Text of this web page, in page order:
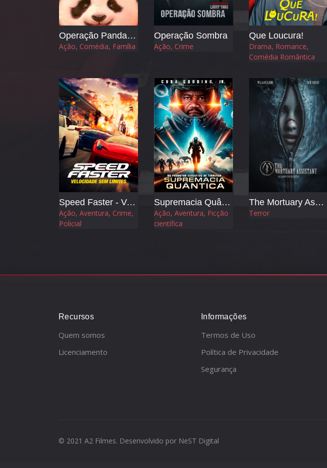
Operação Panda - A Tribo Mágica
Ação, Comédia, Família
Operação Sombra
Ação, Crime
Que Loucura!
Drama, Romance,
Comédia Romântica
Speed Faster - Velocidade sem Limites
Ação, Aventura, Crime,
Policial
Supremacia Quântica
Ação, Aventura, Ficção
científica
The Mortuary Assistant
Terror
Recursos
Quem somos
Licenciamento
Informações
Termos de Uso
Política de Privacidade
Segurança
© 2021 A2 Filmes. Desenvolvido por NeST Digital